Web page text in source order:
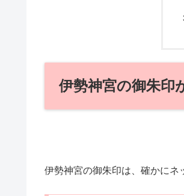
伊勢神宮の御朱印
伊勢神宮の御朱印は、確かにネ